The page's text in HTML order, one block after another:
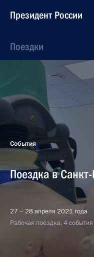
Президент России
Поездки
События
Поездка в
27 − 28 апреля 2021 года
Рабочая поездка, 4 события